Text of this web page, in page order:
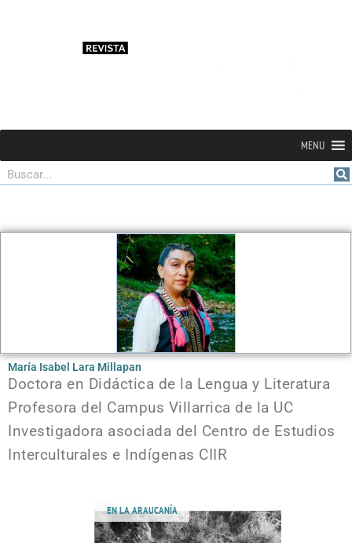
MENU
Buscar
María Isabel Lara Millapan
Doctora en Didáctica de la Lengua y Literatura
Profesora del Campus Villarrica de la UC
Investigadora asociada del Centro de Estudios
Interculturales e Indígenas CIIR
EN LA ARAUCANÍA